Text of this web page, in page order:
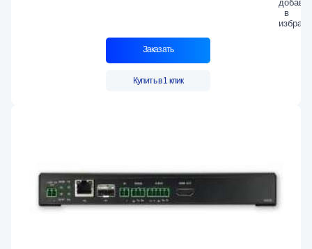
Заказать
Купить в 1 клик